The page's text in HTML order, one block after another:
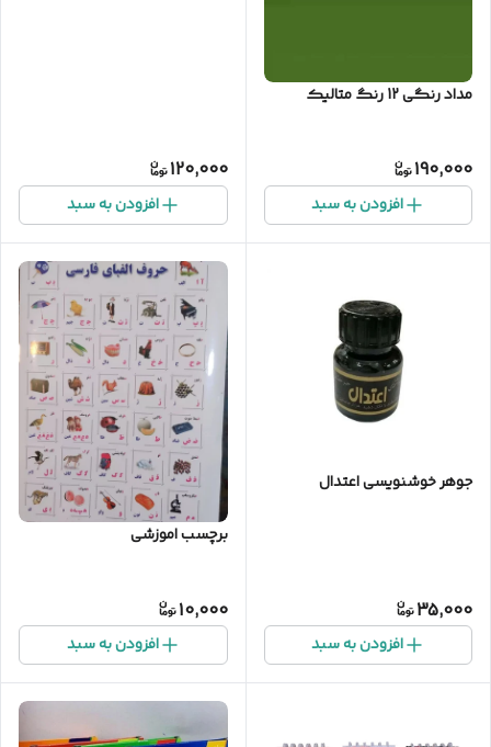
مداد رنگی 12 رنگ متالیک
190,000
افزودن به سبد
120,000
افزودن به سبد
جوهر خوشنویسی اعتدال
35,000
افزودن به سبد
برچسب اموزشی
10,000
افزودن به سبد